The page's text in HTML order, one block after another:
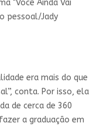
"Você Ainda Vai
pessoal/Jady
era mais do que
conta. Por isso, ela
de cerca de 360
a graduação em